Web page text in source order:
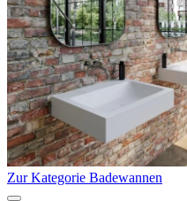
Zur Kategorie Badewannen